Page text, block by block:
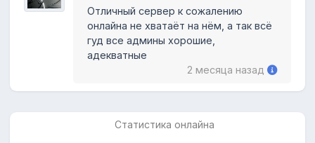
Отличный сервер к сожалению
онлайна не хватаёт на нём, а так всё
гуд все админы хорошие,
адекватные
2 месяца назад
Статистика онлайна